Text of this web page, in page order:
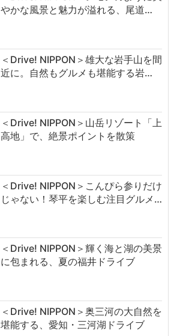
やかな風景と魅力が溢れる、尾道…
＜Drive! NIPPON＞雄大な岩手山を間
近に。自然もグルメも堪能する岩…
＜Drive! NIPPON＞山岳リゾート「上
高地」で、絶景ポイントを散策
＜Drive! NIPPON＞こんぴら参りだけ
じゃない！琴平を楽しむ注目グルメ…
＜Drive! NIPPON＞輝く海と湖の美景
に包まれる、夏の福井ドライブ
＜Drive! NIPPON＞奥三河の大自然を
堪能する、愛知・三河湖ドライブ